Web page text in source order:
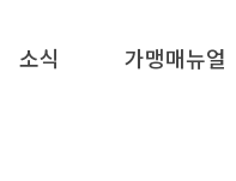
소식 가맹매뉴얼